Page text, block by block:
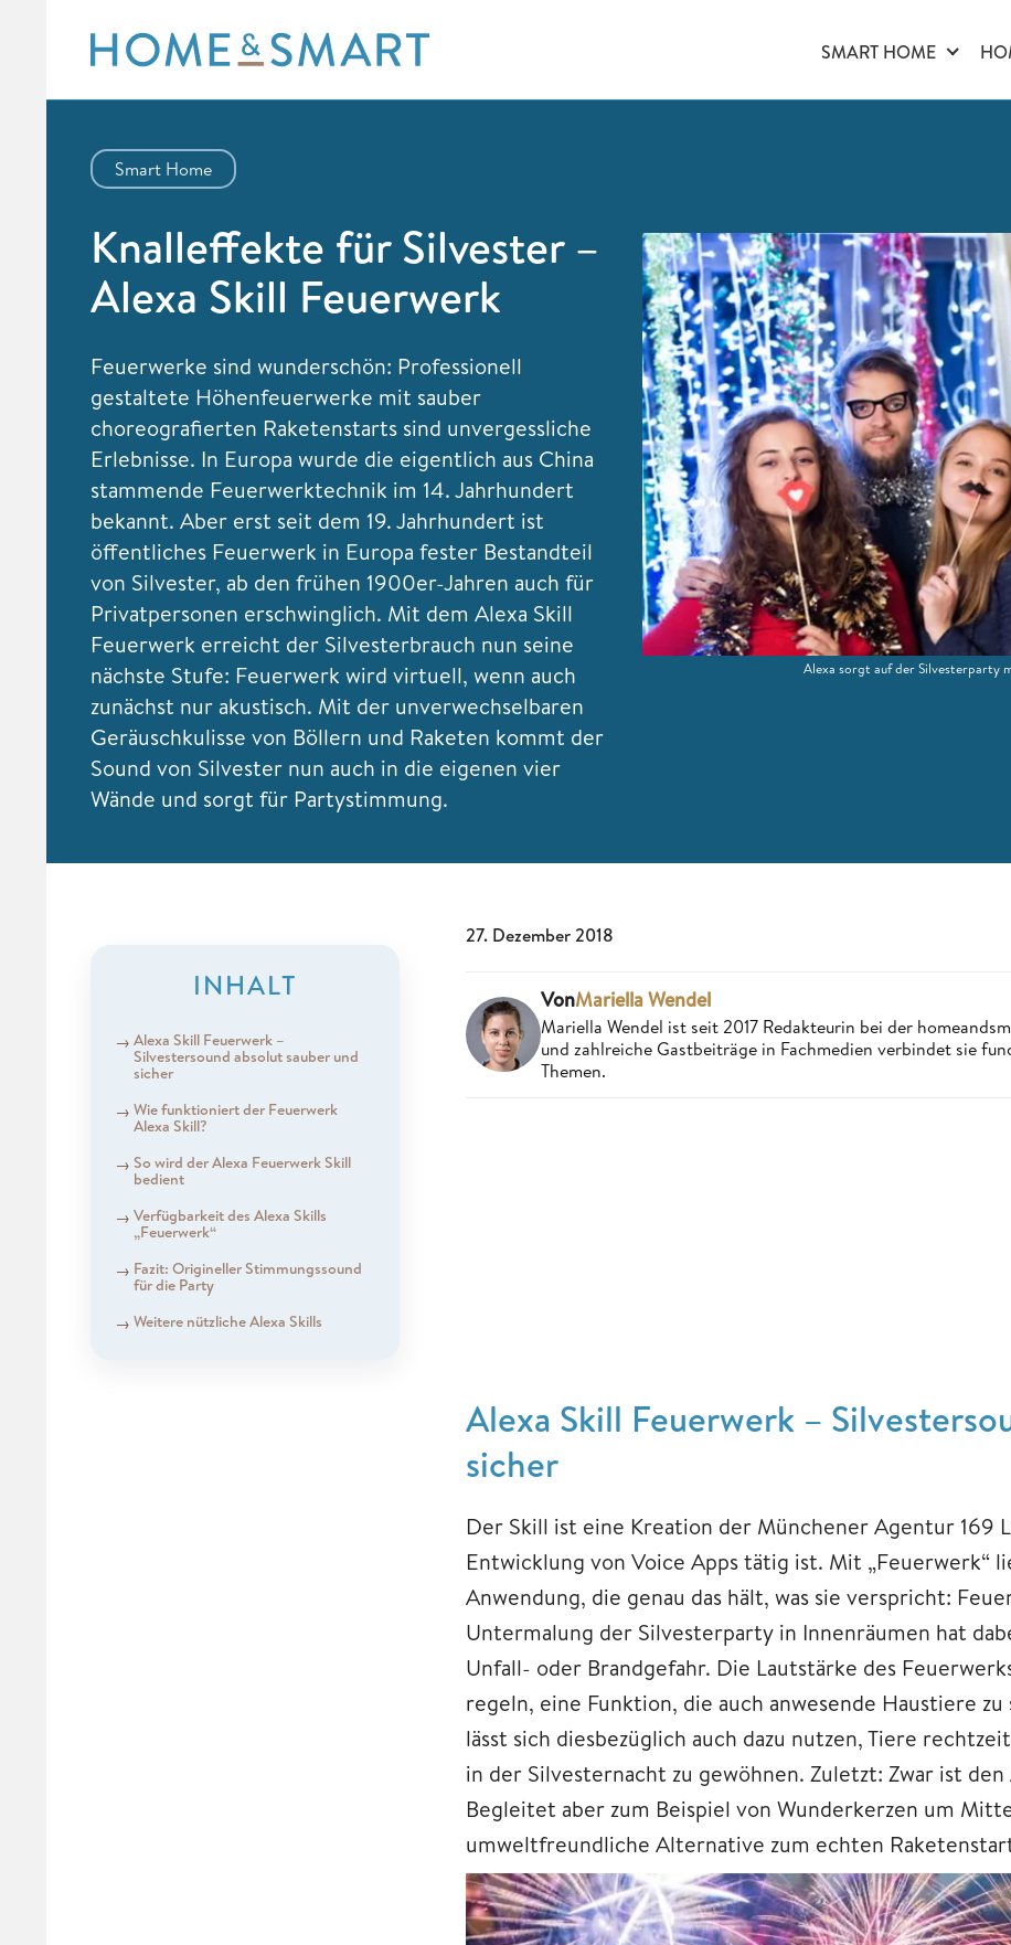
content
SMART HOME
Smart Home
Knalleffekte für Silvester –
Alexa Skill Feuerwerk
Feuerwerke sind wunderschön: Professionell
gestaltete Höhenfeuerwerke mit sauber
choreografierten Raketenstarts sind unvergessliche
Erlebnisse. In Europa wurde die eigentlich aus China
stammende Feuerwerktechnik im 14. Jahrhundert
bekannt. Aber erst seit dem 19. Jahrhundert ist
öffentliches Feuerwerk in Europa fester Bestandteil
von Silvester, ab den frühen 1900er-Jahren auch für
Privatpersonen erschwinglich. Mit dem Alexa Skill
Feuerwerk erreicht der Silvesterbrauch nun seine
nächste Stufe: Feuerwerk wird virtuell, wenn auch
zunächst nur akustisch. Mit der unverwechselbaren
Geräuschkulisse von Böllern und Raketen kommt der
Sound von Silvester nun auch in die eigenen vier
Wände und sorgt für Partystimmung.
Alexa sorgt auf der Silvesterparty
INHALT
Alexa Skill Feuerwerk –
Silvestersound absolut sauber und
sicher
Wie funktioniert der Feuerwerk
Alexa Skill?
So wird der Alexa Feuerwerk Skill
bedient
Verfügbarkeit des Alexa Skills
„Feuerwerk“
Fazit: Origineller Stimmungssound
für die Party
Weitere nützliche Alexa Skills
27. Dezember 2018
VonMariella Wendel
Mariella Wendel ist seit 2017 Redakteurin bei der
und zahlreiche Gastbeiträge in Fachmedien verbindet sie
Themen.
Alexa Skill Feuerwerk –
sicher
Der Skill ist eine Kreation der Münchener Agentur 169
Entwicklung von Voice Apps tätig ist. Mit „Feuerwerk“
Anwendung, die genau das hält, was sie verspricht:
Untermalung der Silvesterparty in Innenräumen hat
Unfall- oder Brandgefahr. Die Lautstärke des
regeln, eine Funktion, die auch anwesende Haustiere
lässt sich diesbezüglich auch dazu nutzen, Tiere
in der Silvesternacht zu gewöhnen. Zuletzt: Zwar ist
Begleitet aber zum Beispiel von Wunderkerzen um
umweltfreundliche Alternative zum echten